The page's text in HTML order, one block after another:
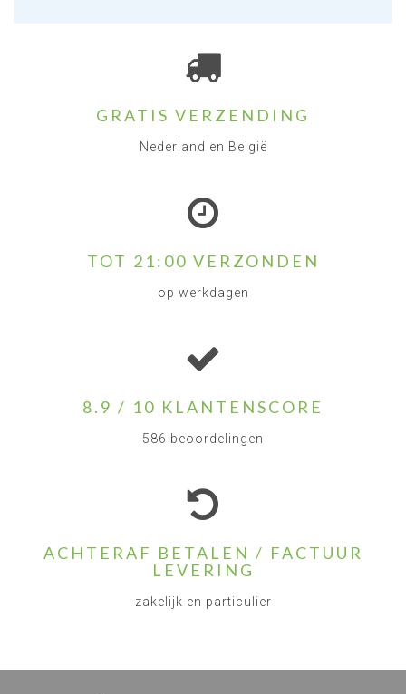
GRATIS VERZENDING
Nederland en België
TOT 21:00 VERZONDEN
op werkdagen
8.9 / 10 KLANTENSCORE
586 beoordelingen
ACHTERAF BETALEN / FACTUUR
LEVERING
zakelijk en particulier